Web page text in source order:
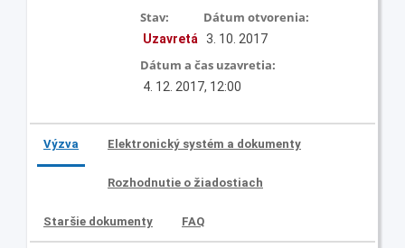
Stav:
Uzavretá
Dátum otvorenia:
3. 10. 2017
Dátum a čas uzavretia:
4. 12. 2017, 12:00
Výzva Elektronický systém a dokumenty
Rozhodnutie o žiadostiach
Staršie dokumenty FAQ